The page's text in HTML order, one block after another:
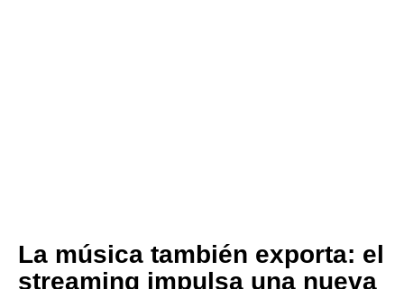
La música también exporta: el
streaming impulsa una nueva